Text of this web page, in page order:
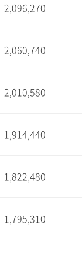
2,096,270
2,060,740
2,010,580
1,914,440
1,822,480
1,795,310